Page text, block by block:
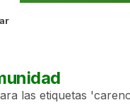
las etiquetas